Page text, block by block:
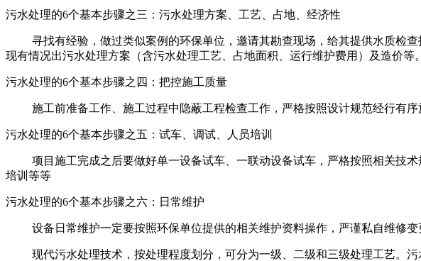
污水处理的6个基本步骤之三：污水处理方案、工艺、占地、经济性
寻找有经验，做过类似案例的环保单位，邀请其勘查现场，给其提供水质检
现有情况出污水处理方案（含污水处理工艺、占地面积、运行维护费用）及造价等。
污水处理的6个基本步骤之四：把控施工质量
施工前准备工作、施工过程中隐蔽工程检查工作，严格按照设计规范经行有序
污水处理的6个基本步骤之五：试车、调试、人员培训
项目施工完成之后要做好单一设备试车、一联动设备试车，严格按照相关技
培训等等
污水处理的6个基本步骤之六：日常维护
设备日常维护一定要按照环保单位提供的相关维护资料操作，严谨私自维修变
现代污水处理技术，按处理程度划分，可分为一级、二级和三级处理工艺。